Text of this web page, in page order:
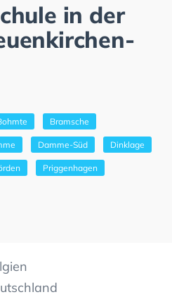
in der
Bramsche
Damme-Süd Dinklage
Priggenhagen